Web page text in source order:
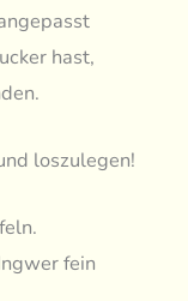
hast,
loszulegen!
fein